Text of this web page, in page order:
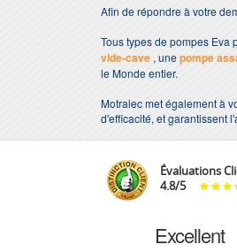
Afin de répondre à votre
Tous types de pompes Eva
vide-cave , unepompe
le Monde entier.
Motralec met également à
d'efficacité, et garantissent
Évaluations
4.8/5
Excellent